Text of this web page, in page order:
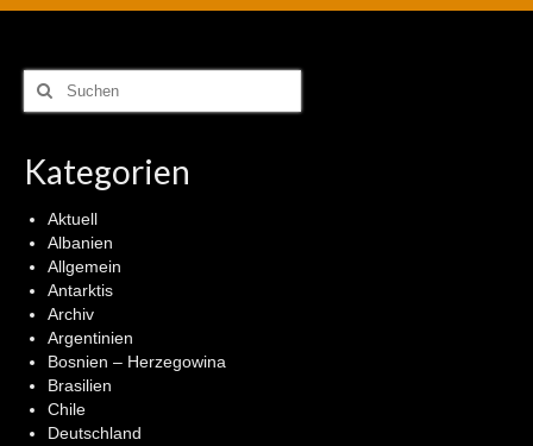
Suchen
nach:
Kategorien
Aktuell
Albanien
Allgemein
Antarktis
Archiv
Argentinien
Bosnien – Herzegowina
Brasilien
Chile
Deutschland